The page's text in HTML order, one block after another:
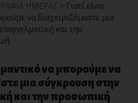
ΗΜΕΡΑΣ > Γιατί είναι
να διαχειριζόμαστε μια
και την
να μπορούμε να
μια σύγκρουση στην
και την προσωπική